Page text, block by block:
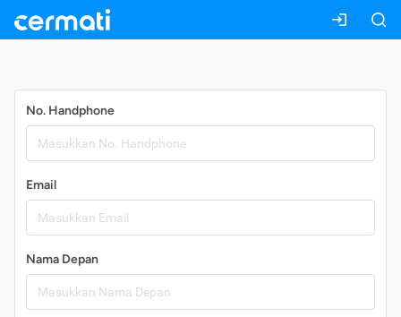
No. Handphone
Email
Nama Depan